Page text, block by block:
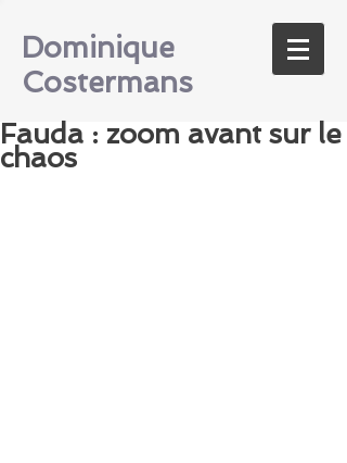
Dominique
Costermans
Fauda : zoom avant sur le
chaos